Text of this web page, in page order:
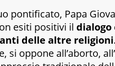
pontificato, Papa
esiti positivi il dialogo
delle altre religioni
si oppone all’aborto,